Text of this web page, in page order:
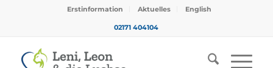
Erstinformation Aktuelles English
02171 404104